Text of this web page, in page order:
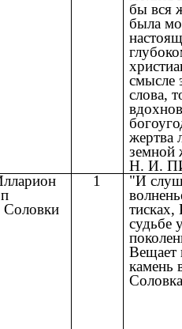
бы вся
была
смысле
слова,
жертва
земной
Н. И.
Соловки
1
"И
тисках,
судьбе
Вещает
камень